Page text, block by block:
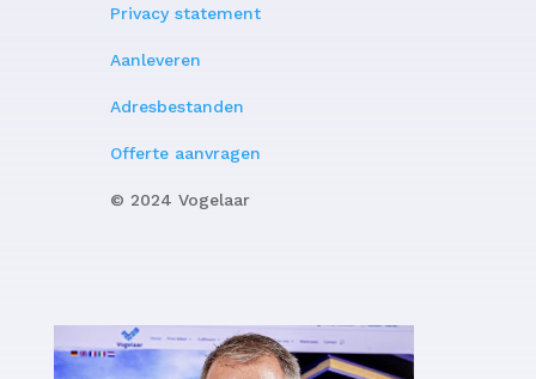
Privacy statement
Aanleveren
Adresbestanden
Offerte aanvragen
© 2024 Vogelaar